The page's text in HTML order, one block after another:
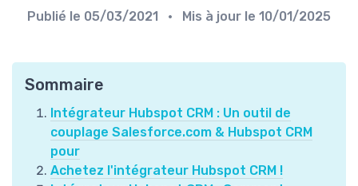
Publié le 05/03/2021 • Mis à jour le 10/01/2025
Sommaire
Intégrateur Hubspot CRM : Un outil de
couplage Salesforce.com & Hubspot CRM
pour
Achetez l'intégrateur Hubspot CRM !